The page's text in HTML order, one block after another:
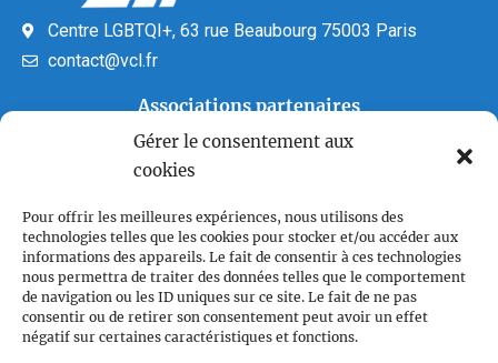
Gérer le consentement aux
cookies
Pour offrir les meilleures expériences, nous utilisons des
technologies telles que les cookies pour stocker et/ou accéder aux
informations des appareils. Le fait de consentir à ces technologies
nous permettra de traiter des données telles que le comportement
de navigation ou les ID uniques sur ce site. Le fait de ne pas
consentir ou de retirer son consentement peut avoir un effet
négatif sur certaines caractéristiques et fonctions.
Centre LGBTQI+, 63 rue Beaubourg 75003 Paris
contact@vcl.fr
Associations partenaires
Plan du site
Accueil